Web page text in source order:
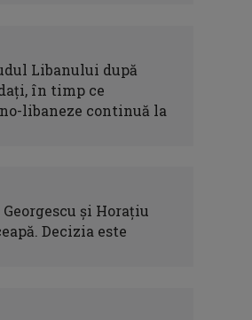
Libanului după
în timp ce
libaneze continuă la
și Horațiu
Decizia este